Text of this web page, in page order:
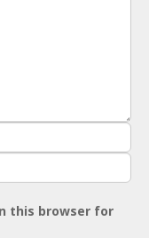
this browser for